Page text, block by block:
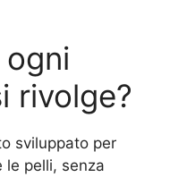
rivolge?
sviluppato per
pelli, senza